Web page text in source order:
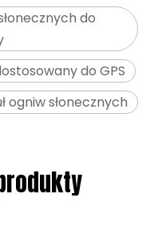
do
do GPS
ogniw słonecznych